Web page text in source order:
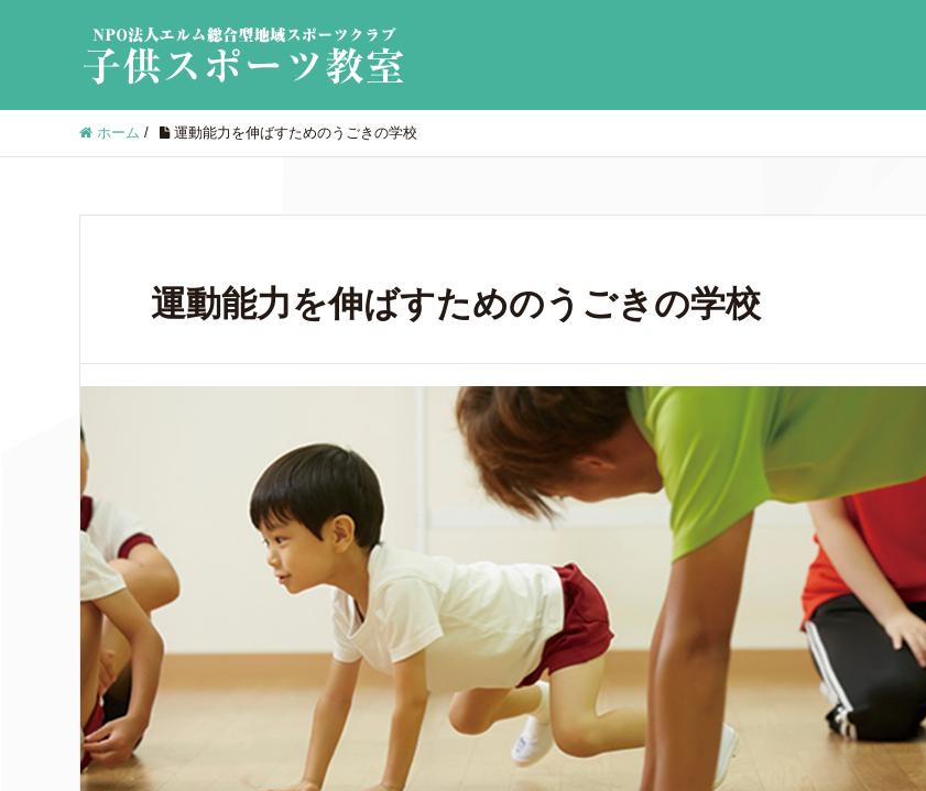
ホーム / 運動能力を伸ばすためのうごきの学校
運動能力を伸ばすためのうごきの学校